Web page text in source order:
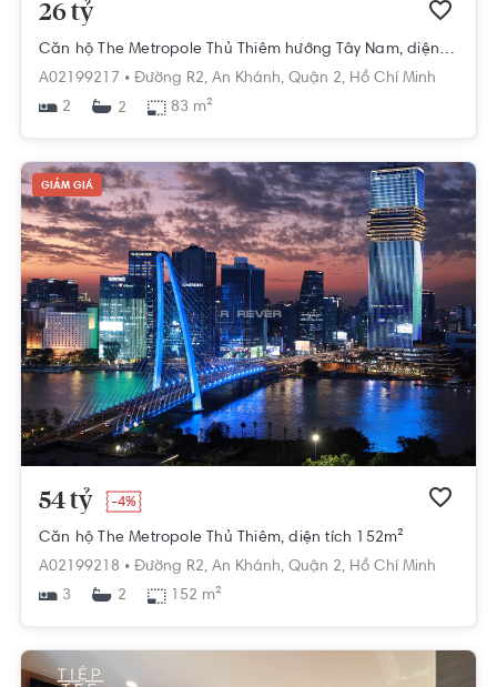
26 tỷ
Căn hộ The Metropole Thủ Thiêm hướng Tây Nam, diện tích 83m²
A02199217 • Đường R2, An Khánh, Quận 2, Hồ Chí Minh
2
2 83 m²
GIẢM GIÁ
54 tỷ -4%
Căn hộ The Metropole Thủ Thiêm, diện tích 152m²
A02199218 • Đường R2, An Khánh, Quận 2, Hồ Chí Minh
3
2 152 m²